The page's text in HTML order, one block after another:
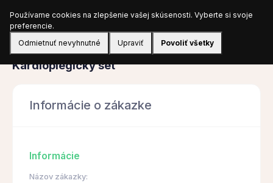
Prihlásiť sa
Obstarávanie
Kardioplegický set
Informácie o zákazke
Informácie
Názov zákazky:
Používame cookies na zlepšenie vašej skúsenosti. Vyberte si svoje
preferencie.
Odmietnuť nevyhnutné
Upraviť Povoliť všetky